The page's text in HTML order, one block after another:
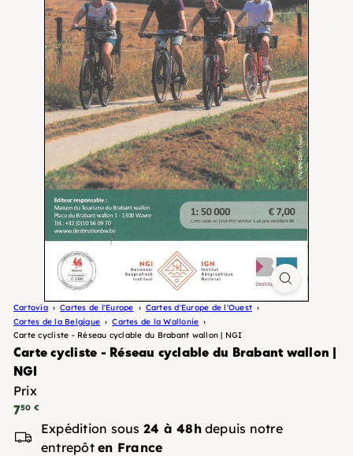
Cartovia Cartes de l'Europe
Cartes d'Europe de l'Ouest
Cartes de la Belgique
Cartes de la Wallonie
Carte cycliste - Réseau cyclable du Brabant wallon | NGI
Carte cycliste - Réseau cyclable du Brabant wallon |
NGI
Prix
Prix
régulier
750 €
Expédition sous 24 à 48hdepuis notre
entrepôten France